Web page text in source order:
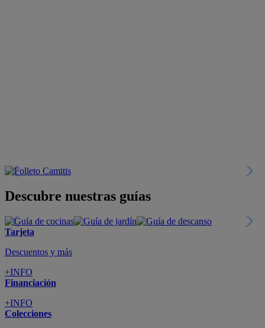
Descubre nuestras guías
Tarjeta
Descuentos y más
+INFO
Financiación
+INFO
Colecciones